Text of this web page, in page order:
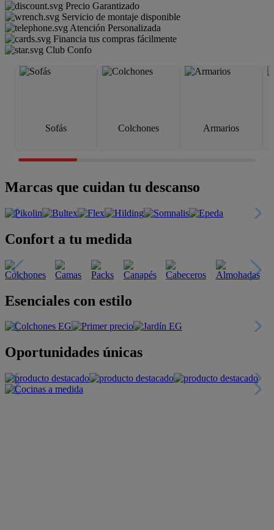
Precio Garantizado
Servicio de montaje disponible
Atención Personalizada
Financia tus compras fácilmente
Club Confo
Sofás Colchones Armarios
Marcas que cuidan tu descanso
Confort a tu medida
Esenciales con estilo
Oportunidades únicas